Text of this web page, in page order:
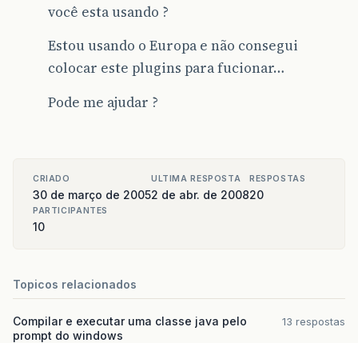
você esta usando ?
Estou usando o Europa e não consegui
colocar este plugins para fucionar…
Pode me ajudar ?
CRIADO
30 de março de 2005
ULTIMA RESPOSTA
2 de abr. de 2008
RESPOSTAS
20
PARTICIPANTES
10
Topicos relacionados
Compilar e executar uma classe java pelo
prompt do windows
13 respostas